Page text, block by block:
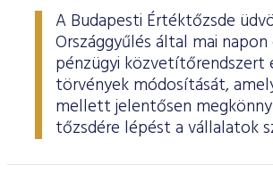
A Budapesti Értéktőzsde
Országgyűlés által mai
pénzügyi közvetítőrendszert
törvények módosítását,
mellett jelentősen
tőzsdére lépést a vállalatok